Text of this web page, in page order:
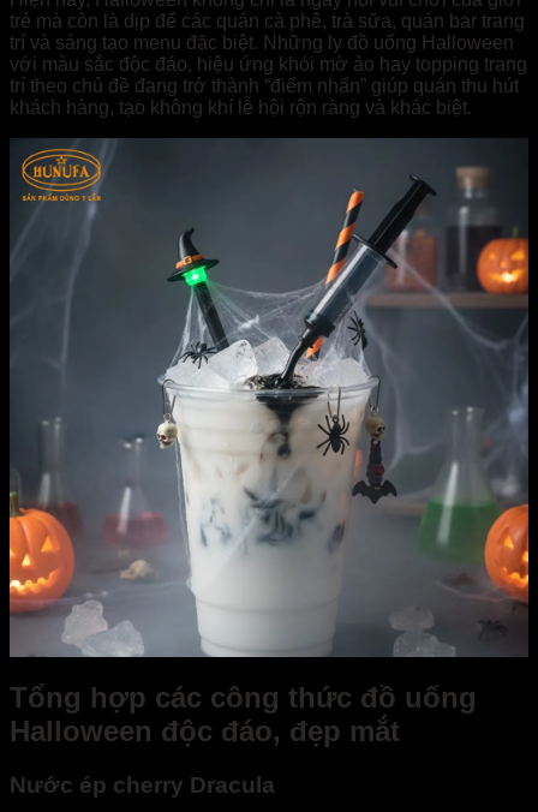
trẻ mà còn là dịp để các quán cà phê, trà sữa, quán bar trang
trí và sáng tạo menu đặc biệt. Những ly đồ uống Halloween
với màu sắc độc đáo, hiệu ứng khói mờ ảo hay topping trang
trí theo chủ đề đang trở thành “điểm nhấn” giúp quán thu hút
khách hàng, tạo không khí lễ hội rộn ràng và khác biệt.
Tổng hợp các công thức đồ uống
Halloween độc đáo, đẹp mắt
Nước ép cherry Dracula